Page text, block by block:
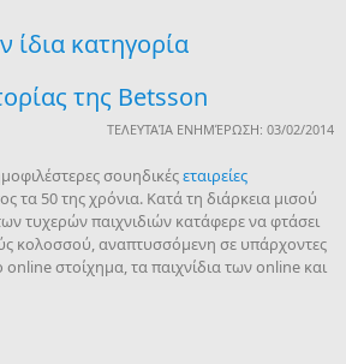
ίδια κατηγορία
της Betsson
ΤΕΛΕΥΤΑΊΑ ΕΝΗΜΈΡΩΣΗ: 03/02/2014
σουηδικέςεταιρείες
τα 50 της χρόνια. Κατά τη διάρκεια μισού
τυχερών παιχνιδιών κατάφερε να φτάσει
κολοσσού, αναπτυσσόμενη σε υπάρχοντες
online στοίχημα, τα παιχνίδια των online και